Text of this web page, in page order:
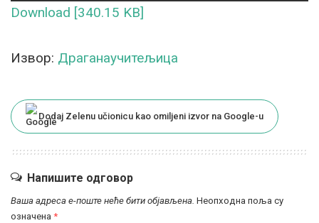
Download [340.15 KB]
Извор: Драганаучитељица
Dodaj Zelenu učionicu kao omiljeni izvor na Google-u
Напишите одговор
Ваша адреса е-поште неће бити објављена. Неопходна поља су
означена *